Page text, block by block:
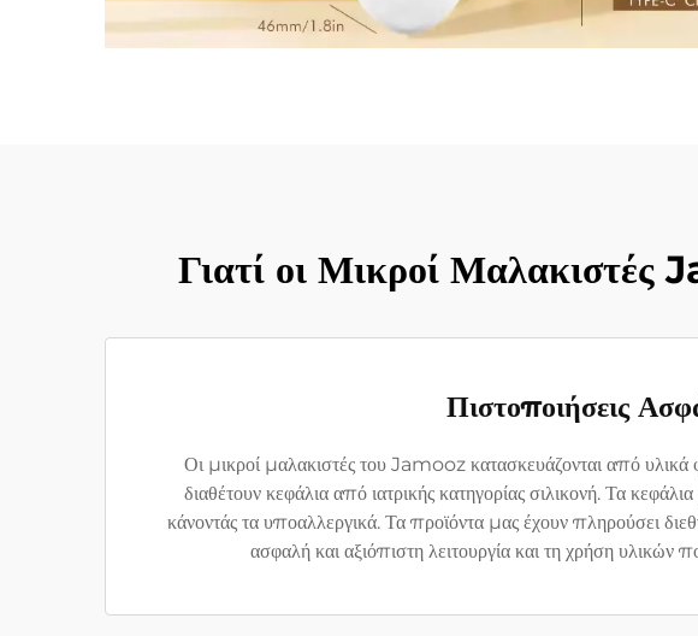
Γιατί οι Μικροί
Πιστοποιήσεις
Οι μικροί μαλακιστές του Jamooz κατασκευάζονται από
διαθέτουν κεφάλια από ιατρικής κατηγορίας σιλικονή. Τα
κάνοντάς τα υποαλλεργικά. Τα προϊόντα μας έχουν πληρούσει
ασφαλή και αξιόπιστη λειτουργία και τη χρήση